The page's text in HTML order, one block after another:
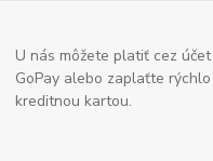
U nás môžete platiť cez účet
GoPay alebo zaplaťte rýchlo
kreditnou kartou.